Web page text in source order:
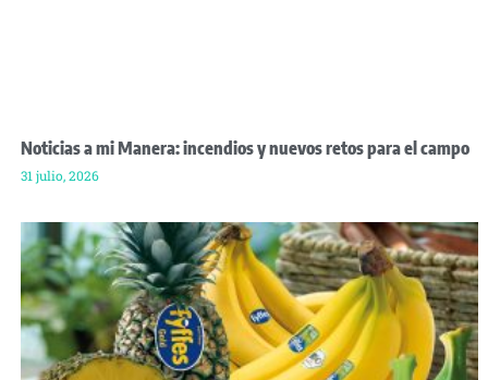
Noticias a mi Manera: incendios y nuevos retos para el campo
31 julio, 2026